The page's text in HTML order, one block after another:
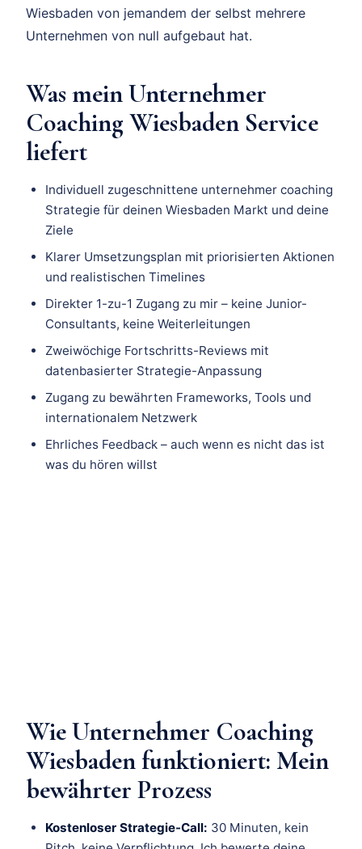
Wiesbaden von jemandem der selbst mehrere
Unternehmen von null aufgebaut hat.
Was mein Unternehmer
Coaching Wiesbaden Service
liefert
Individuell zugeschnittene unternehmer coaching
Strategie für deinen Wiesbaden Markt und deine
Ziele
Klarer Umsetzungsplan mit priorisierten Aktionen
und realistischen Timelines
Direkter 1-zu-1 Zugang zu mir – keine Junior-
Consultants, keine Weiterleitungen
Zweiwöchige Fortschritts-Reviews mit
datenbasierter Strategie-Anpassung
Zugang zu bewährten Frameworks, Tools und
internationalem Netzwerk
Ehrliches Feedback – auch wenn es nicht das ist
was du hören willst
Wie Unternehmer Coaching
Wiesbaden funktioniert: Mein
bewährter Prozess
Kostenloser Strategie-Call: 30 Minuten, kein